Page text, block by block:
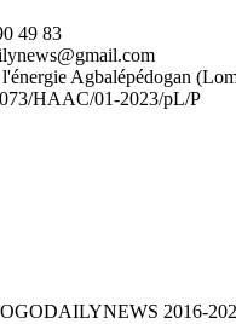
49 83
Agbalépédogan
HAAC/01-2023/pL/P
2016-